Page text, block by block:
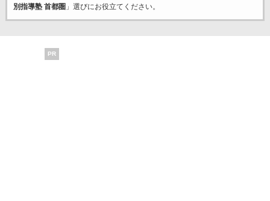
別指導塾 首都圏 」選びにお役立てください。
PR